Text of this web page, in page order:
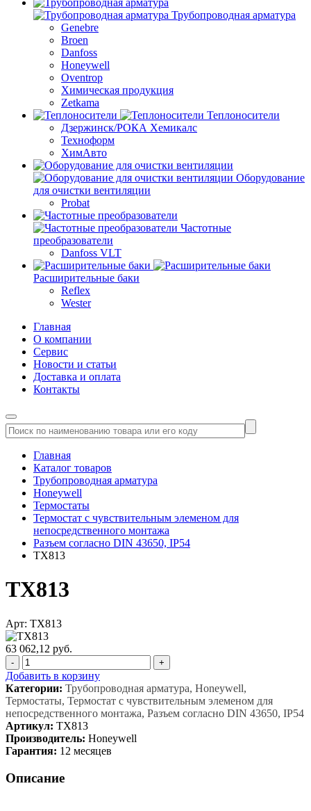
Трубопроводная арматура
Genebre
Broen
Danfoss
Honeywell
Oventrop
Химическая продукция
Zetkama
Теплоносители
Дзержинск/РОКА Хемикалс
Техноформ
ХимАвто
Оборудование
для очистки вентиляции
Probat
Частотные
преобразователи
Danfoss VLT
Расширительные баки
Reflex
Wester
Главная
О компании
Сервис
Новости и статьи
Доставка и оплата
Контакты
Главная
Каталог товаров
Трубопроводная арматура
Honeywell
Термостаты
Термостат с чувствительным элеменом для
непосредственного монтажа
Разъем согласно DIN 43650, IP54
TX813
TX813
Арт: TX813
63 062,12 руб.
- +
Добавить в корзину
Категории: Трубопроводная арматура, Honeywell,
Термостаты, Термостат с чувствительным элеменом для
непосредственного монтажа, Разъем согласно DIN 43650, IP54
Артикул: TX813
Производитель: Honeywell
Гарантия: 12 месяцев
Описание